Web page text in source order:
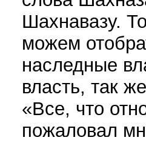
Шахнавазу.
можем
наследные
власть, так
«Все, что
пожаловал